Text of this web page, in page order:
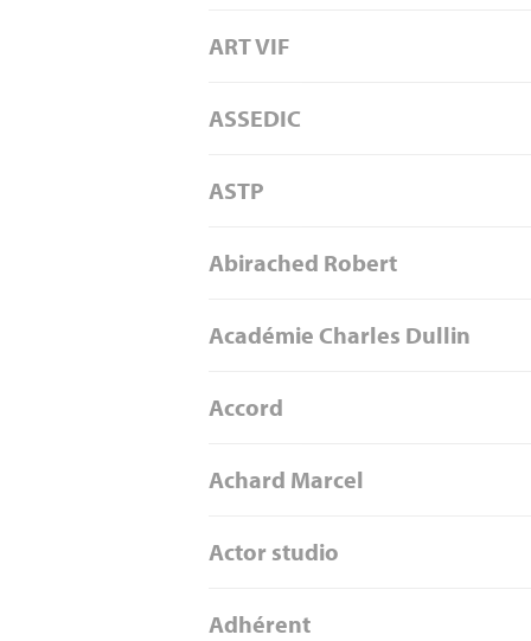
ART VIF
ASSEDIC
ASTP
Abirached Robert
Académie Charles Dullin
Accord
Achard Marcel
Actor studio
Adhérent